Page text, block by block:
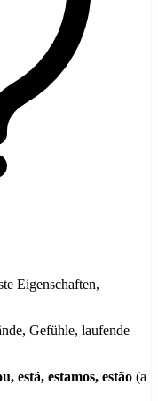
Eigenschaften,
Gefühle, laufende
está, estamos, estão (a